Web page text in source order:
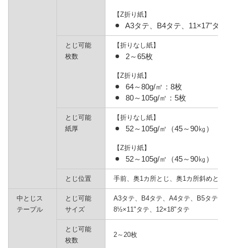
【Z折り紙】
A3タテ、B4タテ、11×17"タ
とじ可能
枚数
【折りなし紙】
2～65枚
【Z折り紙】
64～80g/㎡：8枚
80～105g/㎡：5枚
とじ可能
紙厚
【折りなし紙】
52～105g/㎡（45～90㎏）
【Z折り紙】
52～105g/㎡（45～90㎏）
とじ位置 手前、奥1カ所とじ、奥1カ所斜めと
中とじス
テープル
とじ可能
サイズ
A3タテ、B4タテ、A4タテ、B5タテ
8½×11"タテ、12×18"タテ
とじ可能
枚数
2～20枚